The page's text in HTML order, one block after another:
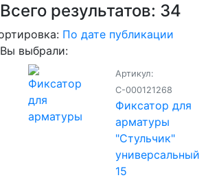
Всего результатов: 34
По дате публикации
Вы выбрали:
Артикул:
С-000121268
Фиксатор для
арматуры
"Стульчик"
универсальный
15